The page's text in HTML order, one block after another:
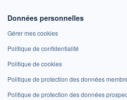
Données personnelles
Gérer mes cookies
Politique de confidentialité
Politique de cookies
Politique de protection des données
Politique de protection des données